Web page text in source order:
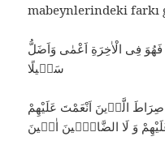
mabeynlerindeki farkı
فِى الْاٰخِرَةِ اَعْمٰى وَاَضَلُّ
سَبٖيلًا
صِرَاطَ الَّذٖينَ اَنْعَمْتَ عَلَيْهِمْ
وَ لَا الضَّالّٖينَ اٰمٖينَ